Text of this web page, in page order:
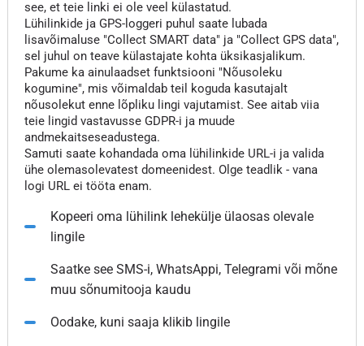
see, et teie linki ei ole veel külastatud.
Lühilinkide ja GPS-loggeri puhul saate lubada
lisavõimaluse "Collect SMART data" ja "Collect GPS data",
sel juhul on teave külastajate kohta üksikasjalikum.
Pakume ka ainulaadset funktsiooni "Nõusoleku
kogumine", mis võimaldab teil koguda kasutajalt
nõusolekut enne lõpliku lingi vajutamist. See aitab viia
teie lingid vastavusse GDPR-i ja muude
andmekaitseseadustega.
Samuti saate kohandada oma lühilinkide URL-i ja valida
ühe olemasolevatest domeenidest. Olge teadlik - vana
logi URL ei tööta enam.
Kopeeri oma lühilink lehekülje ülaosas olevale
lingile
Saatke see SMS-i, WhatsAppi, Telegrami või mõne
muu sõnumitooja kaudu
Oodake, kuni saaja klikib lingile